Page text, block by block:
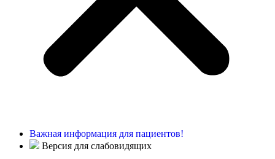
Важная информация для пациентов!
Версия для слабовидящих